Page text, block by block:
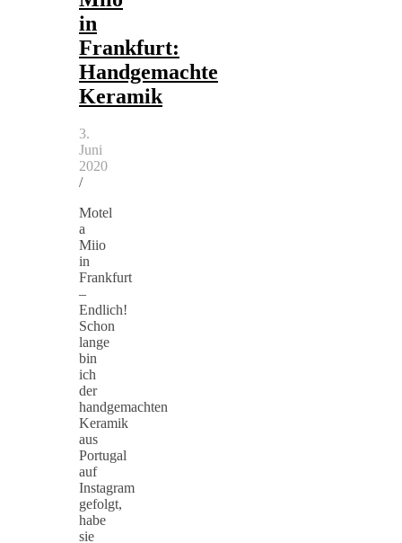
in
Frankfurt:
Handgemachte
Keramik
3.
Juni
2020
/
Motel
a
Miio
in
Frankfurt
–
Endlich!
Schon
lange
bin
ich
der
handgemachten
Keramik
aus
Portugal
auf
Instagram
gefolgt,
habe
sie